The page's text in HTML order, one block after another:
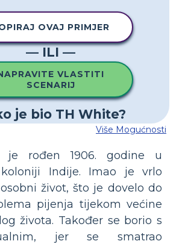
OVAJ PRIMJER
— ILI —
VLASTITI
SCENARIJ
Više Mogućnosti
je rođen 1906. godine u
Indije. Imao je vrlo
život, što je dovelo do
pijenja tijekom većine
života. Također se borio s
jer se smatrao